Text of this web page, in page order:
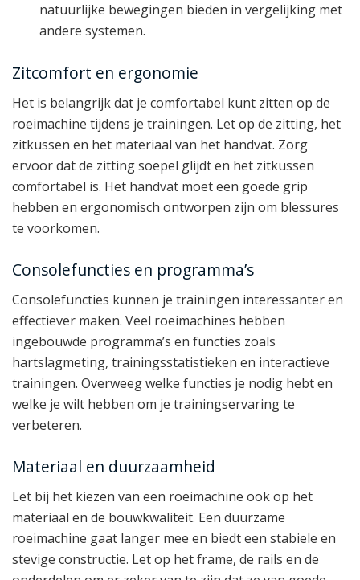
natuurlijke bewegingen bieden in vergelijking met
andere systemen.
Zitcomfort en ergonomie
Het is belangrijk dat je comfortabel kunt zitten op de
roeimachine tijdens je trainingen. Let op de zitting, het
zitkussen en het materiaal van het handvat. Zorg
ervoor dat de zitting soepel glijdt en het zitkussen
comfortabel is. Het handvat moet een goede grip
hebben en ergonomisch ontworpen zijn om blessures
te voorkomen.
Consolefuncties en programma’s
Consolefuncties kunnen je trainingen interessanter en
effectiever maken. Veel roeimachines hebben
ingebouwde programma’s en functies zoals
hartslagmeting, trainingsstatistieken en interactieve
trainingen. Overweeg welke functies je nodig hebt en
welke je wilt hebben om je trainingservaring te
verbeteren.
Materiaal en duurzaamheid
Let bij het kiezen van een roeimachine ook op het
materiaal en de bouwkwaliteit. Een duurzame
roeimachine gaat langer mee en biedt een stabiele en
stevige constructie. Let op het frame, de rails en de